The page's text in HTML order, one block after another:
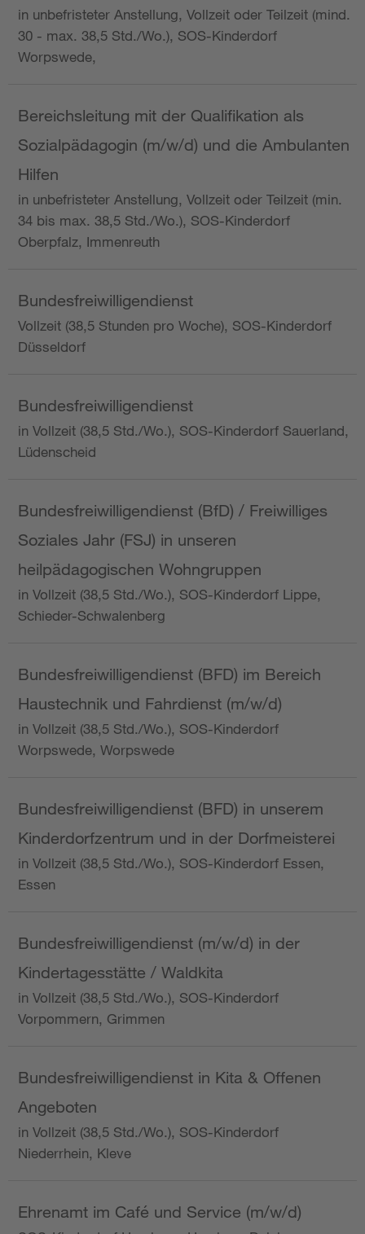
in unbefristeter Anstellung, Vollzeit oder Teilzeit (mind.
30 - max. 38,5 Std./Wo.), SOS-Kinderdorf
Worpswede,
Bereichsleitung mit der Qualifikation als
Sozialpädagogin (m/w/d) und die Ambulanten
Hilfen
in unbefristeter Anstellung, Vollzeit oder Teilzeit (min.
34 bis max. 38,5 Std./Wo.), SOS-Kinderdorf
Oberpfalz, Immenreuth
Bundesfreiwilligendienst
Vollzeit (38,5 Stunden pro Woche), SOS-Kinderdorf
Düsseldorf
Bundesfreiwilligendienst
in Vollzeit (38,5 Std./Wo.), SOS-Kinderdorf Sauerland,
Lüdenscheid
Bundesfreiwilligendienst (BfD) / Freiwilliges
Soziales Jahr (FSJ) in unseren
heilpädagogischen Wohngruppen
in Vollzeit (38,5 Std./Wo.), SOS-Kinderdorf Lippe,
Schieder-Schwalenberg
Bundesfreiwilligendienst (BFD) im Bereich
Haustechnik und Fahrdienst (m/w/d)
in Vollzeit (38,5 Std./Wo.), SOS-Kinderdorf
Worpswede, Worpswede
Bundesfreiwilligendienst (BFD) in unserem
Kinderdorfzentrum und in der Dorfmeisterei
in Vollzeit (38,5 Std./Wo.), SOS-Kinderdorf Essen,
Essen
Bundesfreiwilligendienst (m/w/d) in der
Kindertagesstätte / Waldkita
in Vollzeit (38,5 Std./Wo.), SOS-Kinderdorf
Vorpommern, Grimmen
Bundesfreiwilligendienst in Kita & Offenen
Angeboten
in Vollzeit (38,5 Std./Wo.), SOS-Kinderdorf
Niederrhein, Kleve
Ehrenamt im Café und Service (m/w/d)